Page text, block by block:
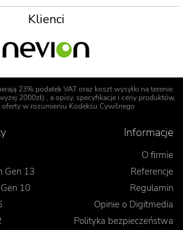
Klienci
23% podatek VAT oraz koszt wysyłki na terenie
2000zł) , a opisy, specyfikacje i ceny produktów,
oferty w rozumieniu Kodeksu Cywilnego
Gen 13
10
Informacje
O firmie
Referencje
Regulamin
Opinie o Digitmedia
Polityka bezpieczeństwa